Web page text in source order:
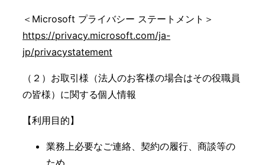
＜Microsoft プライバシー ステートメント＞
https://privacy.microsoft.com/ja-
jp/privacystatement
（２）お取引様（法人のお客様の場合はその役職員
の皆様）に関する個人情報
【利用目的】
業務上必要なご連絡、契約の履行、商談等の